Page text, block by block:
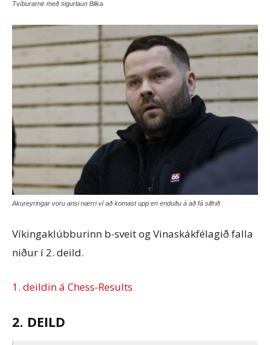
Tvíburarnir með sigurlaun Blika
Akureyringar voru ansi nærri ví að komast upp en enduðu á að fá silfrið
Víkingaklúbburinn b-sveit og Vinaskákfélagið falla
niður í 2. deild.
1. deildin á Chess-Results
2. DEILD